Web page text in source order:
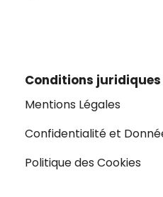
Conditions juridiques
Mentions Légales
Confidentialité et
Politique des Cookies